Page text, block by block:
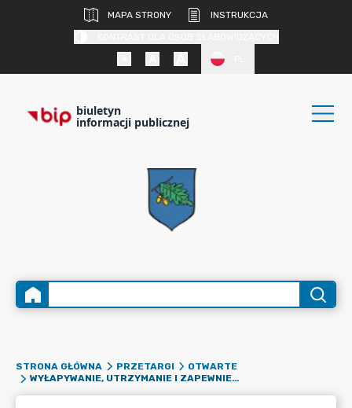
MAPA STRONY
INSTRUKCJA
biuletyn
informacji publicznej
STRONA GŁÓWNA PRZETARGI
OTWARTE
WYŁAPYWANIE, UTRZYMANIE I ZAPEWNIENIE OPIEKI WETERYNARYJNEJ BEZDOMNYM ZWIERZĘTOM Z TERENU GMINY DĄBIE